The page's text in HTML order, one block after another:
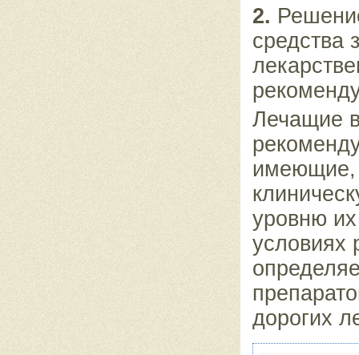
2.
средства
Лечащие
имеющие,
уровню
условиях
дорогих